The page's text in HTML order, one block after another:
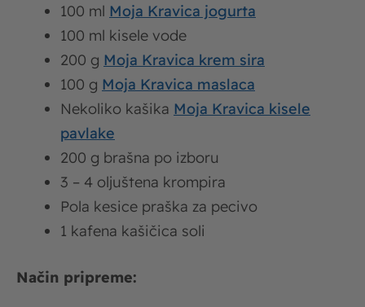
100 ml Moja Kravica jogurta
100 ml kisele vode
200 g Moja Kravica krem sira
100 g Moja Kravica maslaca
Nekoliko kašika Moja Kravica kisele
pavlake
200 g brašna po izboru
3 – 4 oljuštena krompira
Pola kesice praška za pecivo
1 kafena kašičica soli
Način pripreme: